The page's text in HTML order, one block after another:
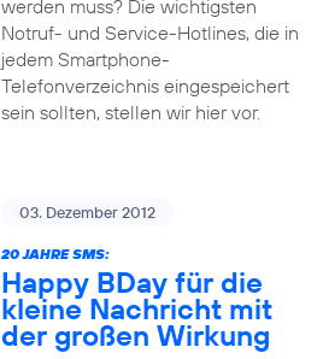
werden muss? Die wichtigsten
Notruf- und Service-Hotlines, die in
jedem Smartphone-
Telefonverzeichnis eingespeichert
sein sollten, stellen wir hier vor.
03. Dezember 2012
20 JAHRE SMS:
Happy BDay für die
kleine Nachricht mit
der großen Wirkung